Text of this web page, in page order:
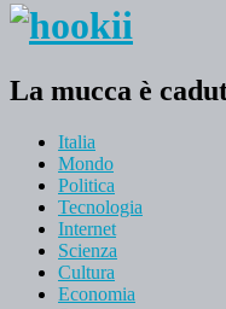
La mucca è
Italia
Mondo
Politica
Tecnologia
Internet
Scienza
Cultura
Economia